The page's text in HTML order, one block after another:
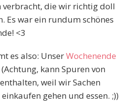
verbracht, die wir richtig doll
Es war ein rundum schönes
<3
es also: UnserWochenende
(Achtung, kann Spuren von
weil wir Sachen
gehen und essen. ;))